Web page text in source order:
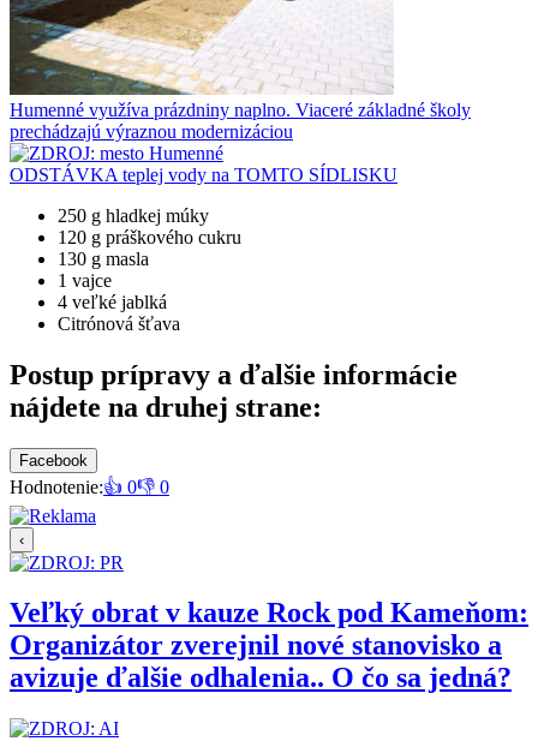
Humenné využíva prázdniny naplno. Viaceré základné školy
prechádzajú výraznou modernizáciou
ODSTÁVKA teplej vody na TOMTO SÍDLISKU
250 g hladkej múky
120 g práškového cukru
130 g masla
1 vajce
4 veľké jablká
Citrónová šťava
Postup prípravy a ďalšie informácie
nájdete na druhej strane:
Facebook
Hodnotenie:👍 0👎 0
‹
Veľký obrat v kauze Rock pod Kameňom:
Organizátor zverejnil nové stanovisko a
avizuje ďalšie odhalenia.. O čo sa jedná?